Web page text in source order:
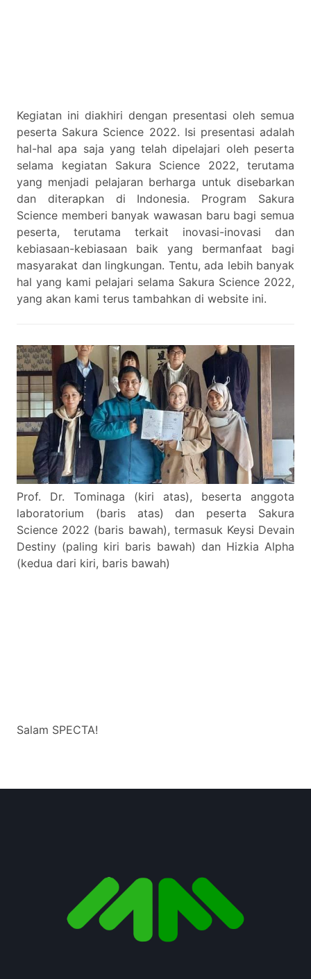
Kegiatan ini diakhiri dengan presentasi oleh semua
peserta Sakura Science 2022. Isi presentasi adalah
hal-hal apa saja yang telah dipelajari oleh peserta
selama kegiatan Sakura Science 2022, terutama
yang menjadi pelajaran berharga untuk disebarkan
dan diterapkan di Indonesia. Program Sakura
Science memberi banyak wawasan baru bagi semua
peserta, terutama terkait inovasi-inovasi dan
kebiasaan-kebiasaan baik yang bermanfaat bagi
masyarakat dan lingkungan. Tentu, ada lebih banyak
hal yang kami pelajari selama Sakura Science 2022,
yang akan kami terus tambahkan di website ini.
Prof. Dr. Tominaga (kiri atas), beserta anggota
laboratorium (baris atas) dan peserta Sakura
Science 2022 (baris bawah), termasuk Keysi Devain
Destiny (paling kiri baris bawah) dan Hizkia Alpha
(kedua dari kiri, baris bawah)
Salam SPECTA!